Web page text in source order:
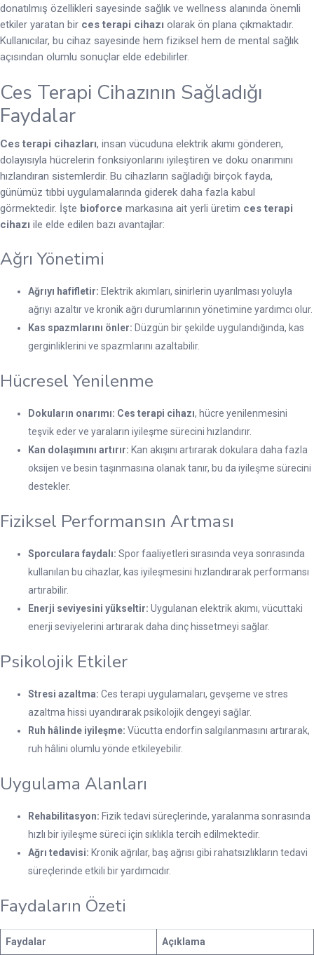
donatılmış özellikleri sayesinde sağlık ve wellness alanında önemli
etkiler yaratan bir ces terapi cihazı olarak ön plana çıkmaktadır.
Kullanıcılar, bu cihaz sayesinde hem fiziksel hem de mental sağlık
açısından olumlu sonuçlar elde edebilirler.
Ces Terapi Cihazının Sağladığı
Faydalar
Ces terapi cihazları, insan vücuduna elektrik akımı gönderen,
dolayısıyla hücrelerin fonksiyonlarını iyileştiren ve doku onarımını
hızlandıran sistemlerdir. Bu cihazların sağladığı birçok fayda,
günümüz tıbbi uygulamalarında giderek daha fazla kabul
görmektedir. İşte bioforce markasına ait yerli üretim ces terapi
cihazı ile elde edilen bazı avantajlar:
Ağrı Yönetimi
Ağrıyı hafifletir: Elektrik akımları, sinirlerin uyarılması yoluyla
ağrıyı azaltır ve kronik ağrı durumlarının yönetimine yardımcı olur.
Kas spazmlarını önler: Düzgün bir şekilde uygulandığında, kas
gerginliklerini ve spazmlarını azaltabilir.
Hücresel Yenilenme
Dokuların onarımı: Ces terapi cihazı, hücre yenilenmesini
teşvik eder ve yaraların iyileşme sürecini hızlandırır.
Kan dolaşımını artırır: Kan akışını artırarak dokulara daha fazla
oksijen ve besin taşınmasına olanak tanır, bu da iyileşme sürecini
destekler.
Fiziksel Performansın Artması
Sporculara faydalı: Spor faaliyetleri sırasında veya sonrasında
kullanılan bu cihazlar, kas iyileşmesini hızlandırarak performansı
artırabilir.
Enerji seviyesini yükseltir: Uygulanan elektrik akımı, vücuttaki
enerji seviyelerini artırarak daha dinç hissetmeyi sağlar.
Psikolojik Etkiler
Stresi azaltma: Ces terapi uygulamaları, gevşeme ve stres
azaltma hissi uyandırarak psikolojik dengeyi sağlar.
Ruh hâlinde iyileşme: Vücutta endorfin salgılanmasını artırarak,
ruh hâlini olumlu yönde etkileyebilir.
Uygulama Alanları
Rehabilitasyon: Fizik tedavi süreçlerinde, yaralanma sonrasında
hızlı bir iyileşme süreci için sıklıkla tercih edilmektedir.
Ağrı tedavisi: Kronik ağrılar, baş ağrısı gibi rahatsızlıkların tedavi
süreçlerinde etkili bir yardımcıdır.
Faydaların Özeti
Faydalar Açıklama